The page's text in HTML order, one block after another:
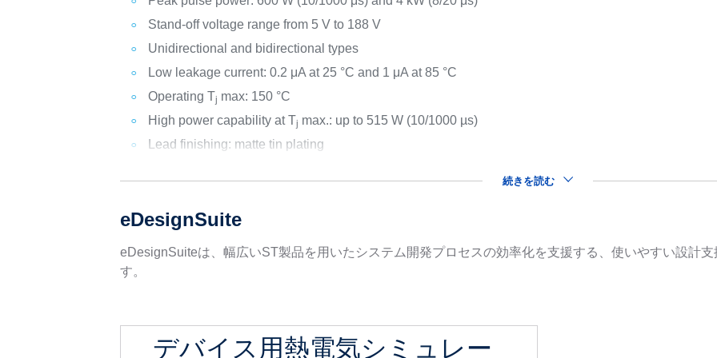
Stand-off voltage range from 5 V to 188 V
Unidirectional and bidirectional types
Low leakage current: 0.2 μA at 25 °C and 1 μA at 85 °C
Operating Tj max: 150 °C
High power capability at Tj max.: up to 515 W (10/1000 µs)
Lead finishing: matte tin plating
続きを読む
eDesignSuite
eDesignSuiteは、幅広いST製品を用いたシステム開発プロセスの効率化を支援する、使いやすい設計
す。
デバイス用熱電気シミュレー